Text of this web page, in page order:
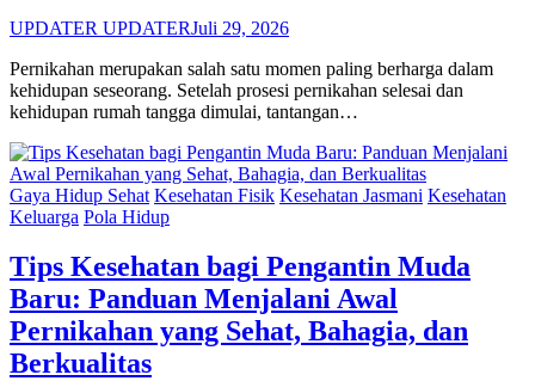
UPDATER UPDATERJuli 29, 2026
Pernikahan merupakan salah satu momen paling berharga dalam
kehidupan seseorang. Setelah prosesi pernikahan selesai dan
kehidupan rumah tangga dimulai, tantangan…
Gaya Hidup Sehat Kesehatan Fisik Kesehatan Jasmani Kesehatan
Keluarga Pola Hidup
Tips Kesehatan bagi Pengantin Muda
Baru: Panduan Menjalani Awal
Pernikahan yang Sehat, Bahagia, dan
Berkualitas